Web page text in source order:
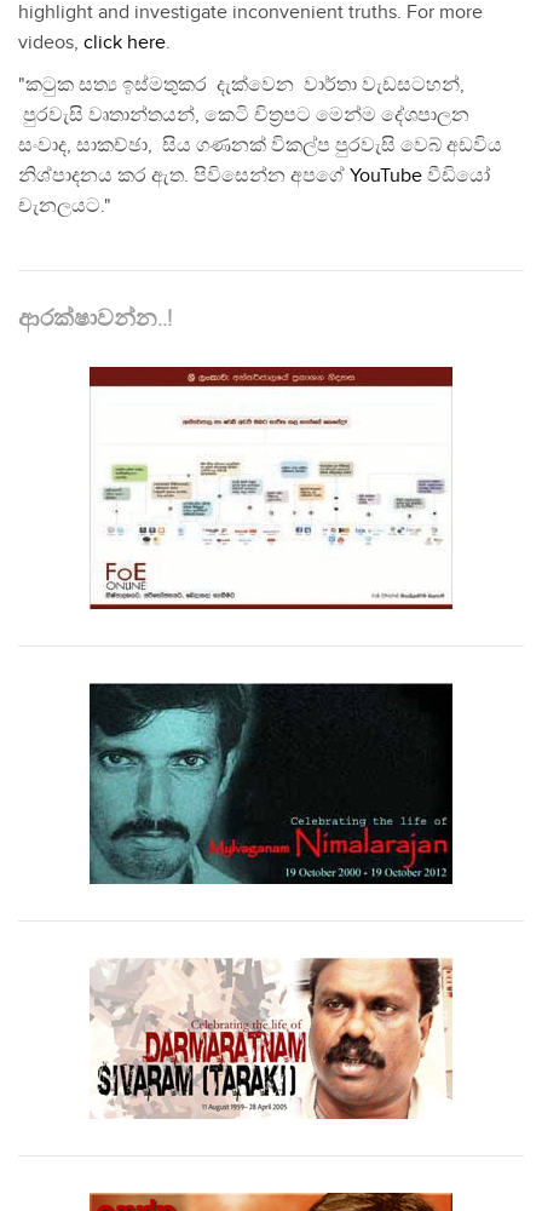
highlight and investigate inconvenient truths. For more
videos, click here.
"කටුක සත්‍ය ඉස්මතුකර දැක්වෙන වාර්තා වැඩසටහන්,
පුරවැසි වෘතාන්තයන්, කෙටි චිත්‍රපට මෙන්ම දේශපාලන
සංවාද, සාකච්ඡා, සිය ගණනක් විකල්ප පුරවැසි වෙබ් අඩවිය
නිශ්පාදනය කර ඇත. පිවිසෙන්න අපගේ YouTube වීඩියෝ
චැනලයට."
ආරක්ෂාවන්න..!